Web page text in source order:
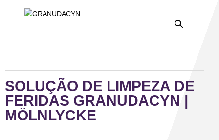
SOLUÇÃO DE LIMPEZA DE
FERIDAS GRANUDACYN |
MÖLNLYCKE